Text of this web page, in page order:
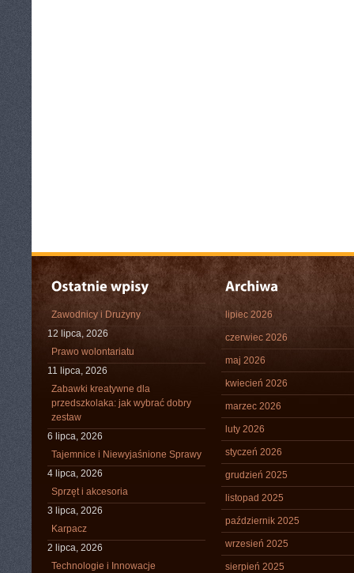
Zawodnicy i Drużyny
12 lipca, 2026
Prawo wolontariatu
11 lipca, 2026
Zabawki kreatywne dla
przedszkolaka: jak wybrać dobry
zestaw
6 lipca, 2026
Tajemnice i Niewyjaśnione Sprawy
4 lipca, 2026
Sprzęt i akcesoria
3 lipca, 2026
Karpacz
2 lipca, 2026
Technologie i Innowacje
lipiec 2026
czerwiec 2026
maj 2026
kwiecień 2026
marzec 2026
luty 2026
styczeń 2026
grudzień 2025
listopad 2025
październik 2025
wrzesień 2025
sierpień 2025